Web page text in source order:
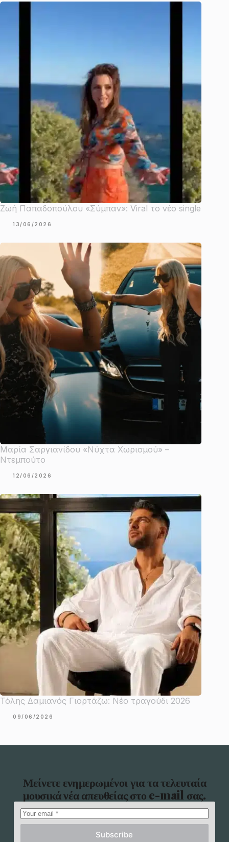
Ζωή Παπαδοπούλου «Σύμπαν»: Viral το νέο single
13/06/2026
Μαρία Σαργιανίδου «Νύχτα Χωρισμού» –
Ντεμπούτο
12/06/2026
Τόλης Δαμιανός Γιορτάζω: Νέο τραγούδι 2026
09/06/2026
Μείνετε ενημερωμένοι για τα τελευταία
μουσικά νέα απευθείας στο e-mail σας.
Subscribe